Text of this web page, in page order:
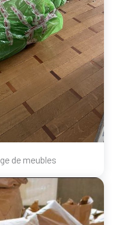
de meubles